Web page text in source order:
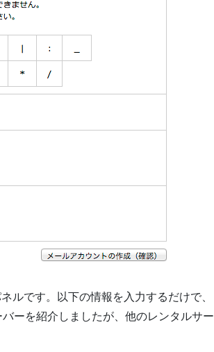
ルです。以下の情報を入力するだけで、
ーを紹介しましたが、他のレンタルサー